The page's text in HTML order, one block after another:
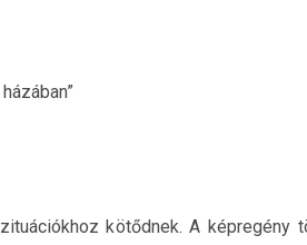
kötődnek. A képregény